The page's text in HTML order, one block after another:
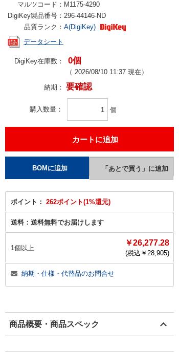
マルツコード： M1175-4290
DigiKey製品番号： 296-44146-ND
品質ランク： A(DigiKey)
データシート
DigiKey在庫数： 0個
（ 2026/08/10 11:37 現在）
納期： 要確認
購入数量 個
ポイント： 262ポイント(1%還元)
送料： 送料無料でお届けします
1個以上
￥26,277.28
(税込￥ 28,905)
納期・仕様・代替品のお問合せ
商品概要・商品スペック